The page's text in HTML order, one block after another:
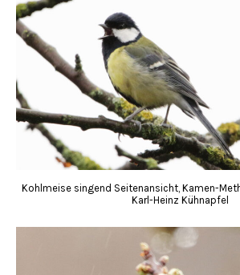
Kohlmeise singend Seitenansicht, Kamen-
Karl-Heinz Kühnapfel